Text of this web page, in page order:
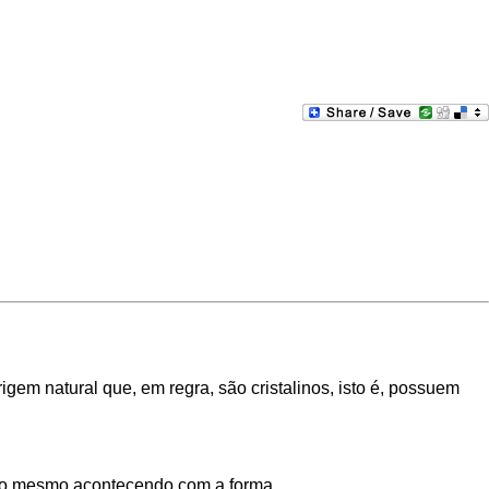
natural que, em regra, são cristalinos, isto é, possuem
acontecendo com a forma.